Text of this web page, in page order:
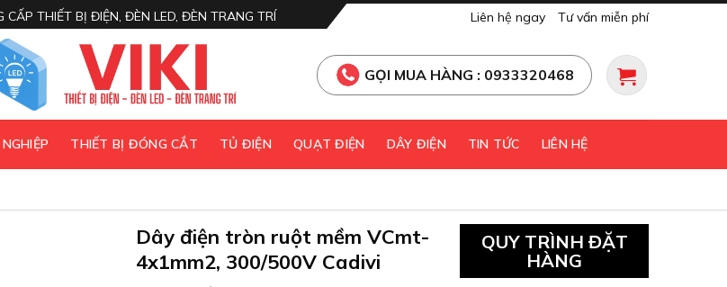
CẤP THIẾT BỊ ĐIỆN, ĐÈN LED, ĐÈN TRANG TRÍ Liên hệ ngay Tư vấn miễn phí
GỌI MUA HÀNG : 0933320468
THIẾT BỊ ĐÓNG CẮT TỦ ĐIỆN QUẠT ĐIỆN DÂY ĐIỆN TIN TỨC LIÊN HỆ
Dây điện tròn ruột mềm VCmt-
4x1mm2, 300/500V Cadivi
QUY TRÌNH ĐẶT
HÀNG